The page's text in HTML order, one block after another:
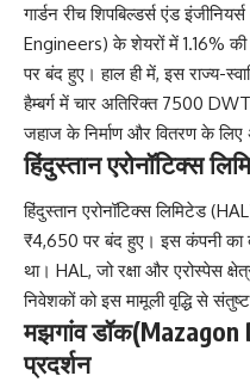
गार्डन रीच शिपबिल्डर्स एंड
Engineers) के शेयरों में 1.16% की
पर बंद हुए। हाल ही में, इस राज्य-
हैम्बर्ग में चार अतिरिक्त 7500
जहाज के निर्माण और वितरण के लिए
हिंदुस्तान एरोनॉटिक्स
हिंदुस्तान एरोनॉटिक्स लिमिटेड
₹4,650 पर बंद हुए। इस कंपनी का
था। HAL, जो रक्षा और एरोस्पेस
निवेशकों को इस मामूली वृद्धि से
मझगांव
प्रदर्शन